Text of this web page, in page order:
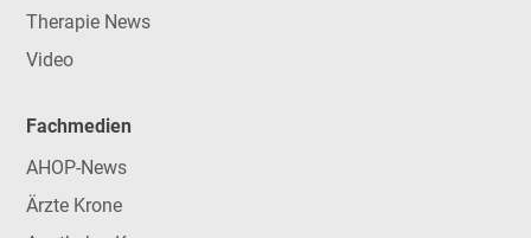
Therapie News
Video
Fachmedien
AHOP-News
Ärzte Krone